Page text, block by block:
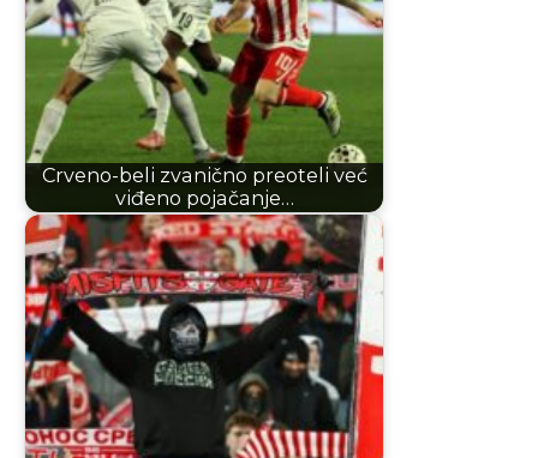
Crveno-beli zvanično preoteli već
viđeno pojačanje…